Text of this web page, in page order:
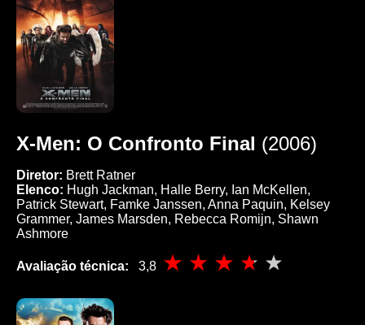
X-Men: O Confronto Final (2006)
Diretor: Brett Ratner
Elenco: Hugh Jackman, Halle Berry, Ian McKellen,
Patrick Stewart, Famke Janssen, Anna Paquin, Kelsey
Grammer, James Marsden, Rebecca Romijn, Shawn
Ashmore
Avaliação técnica: 3,8